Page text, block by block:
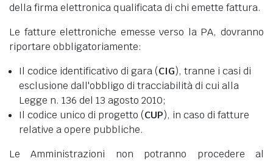
della firma elettronica qualificata di chi emette fattura.
Le fatture elettroniche emesse verso la PA, dovranno
riportare obbligatoriamente:
Il codice identificativo di gara (CIG), tranne i casi di
esclusione dall'obbligo di tracciabilità di cui alla
Legge n. 136 del 13 agosto 2010;
Il codice unico di progetto (CUP), in caso di fatture
relative a opere pubbliche.
Le Amministrazioni non potranno procedere al